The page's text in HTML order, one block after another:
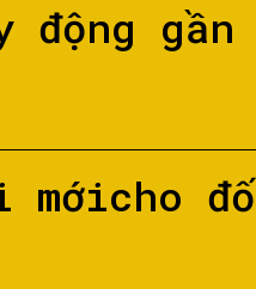
động gần
mớicho